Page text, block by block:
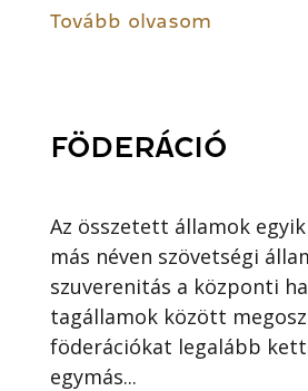
Tovább olvasom
FÖDERÁCIÓ
Az összetett államok
más néven szövetségi
szuverenitás a központi
tagállamok között
föderációkat legalább
egymás...